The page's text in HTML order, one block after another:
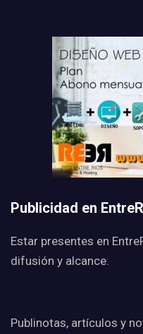
Publicidad en
Estar presentes en
difusión y alcance.
Publinotas, artículos y